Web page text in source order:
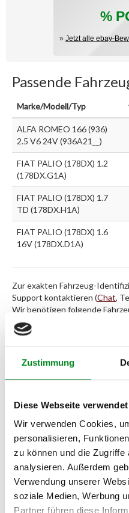
Zustimmung
Diese Webseite
Wir verwenden Cookies,
personalisieren,
zu können und die
analysieren. Außerdem
Verwendung unserer
soziale Medien, Werbung
Partner führen diese
%
» Jetzt alle ebay-
Passende
Marke/Modell/Typ
ALFA ROMEO 166 (936)
2.5 V6 24V (936A21__)
FIAT PALIO (178DX) 1.2
(178DX.G1A)
FIAT PALIO (178DX) 1.7
TD (178DX.H1A)
FIAT PALIO (178DX) 1.6
16V (178DX.D1A)
Zur exakten Fahrzeug-
Support kontaktieren (Chat,
Wir benötigen folgende
(2.1) und zu 3 (2.2) oder
Fahrzeug-Suche für AT-
Hersteller/EU
Person
Hersteller
Unternehmensname:
TMC Turbolader Manufaktur